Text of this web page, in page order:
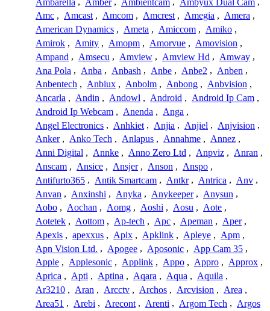
Amc , Amcast , Amcom , Amcrest , Amegia , Amera ,
American Dynamics , Ameta , Amiccom , Amiko ,
Amirok , Amity , Amopm , Amorvue , Amovision ,
Ampand , Amsecu , Amview , Amview Hd , Amway ,
Ana Pola , Anba , Anbash , Anbe , Anbe2 , Anben ,
Anbentech , Anbiux , Anbolm , Anbong , Anbvision ,
Ancarla , Andin , Andowl , Android , Android Ip Cam ,
Android Ip Webcam , Anenda , Anga ,
Angel Electronics , Anhkiet , Anjia , Anjiel , Anjvision ,
Anker , Anko Tech , Anlapus , Annahme , Annez ,
Anni Digital , Annke , Anno Zero Ltd , Anpviz , Anran ,
Anscam , Ansice , Ansjer , Anson , Anspo ,
Antifurto365 , Antik Smartcam , Antkr , Antrica , Anv ,
Anvan , Anxinshi , Anyka , Anykeeper , Anysun ,
Aobo , Aochan , Aomg , Aoshi , Aosu , Aote ,
Aotetek , Aottom , Ap-tech , Apc , Apeman , Aper ,
Apexis , apexxus , Apix , Apklink , Apleye , Apm ,
Apn Vision Ltd. , Apogee , Aposonic , App Cam 35 ,
Apple , Applesonic , Applink , Appo , Appro , Approx ,
Aprica , Apti , Aptina , Aqara , Aqua , Aquila ,
Ar3210 , Aran , Arcctv , Archos , Arcvision , Area ,
Area51 , Arebi , Arecont , Arenti , Argom Tech , Argos